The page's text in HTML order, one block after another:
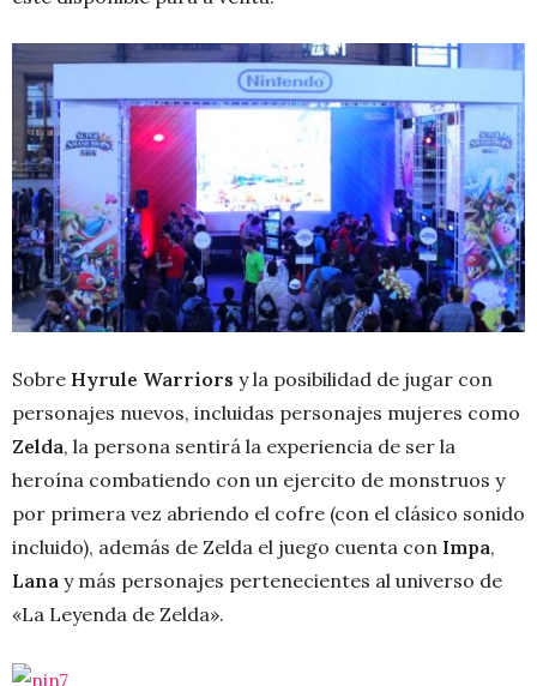
Sobre Hyrule Warriors y la posibilidad de jugar con
personajes nuevos, incluidas personajes mujeres como
Zelda, la persona sentirá la experiencia de ser la
heroína combatiendo con un ejercito de monstruos y
por primera vez abriendo el cofre (con el clásico sonido
incluido), además de Zelda el juego cuenta con Impa,
Lana y más personajes pertenecientes al universo de
«La Leyenda de Zelda».